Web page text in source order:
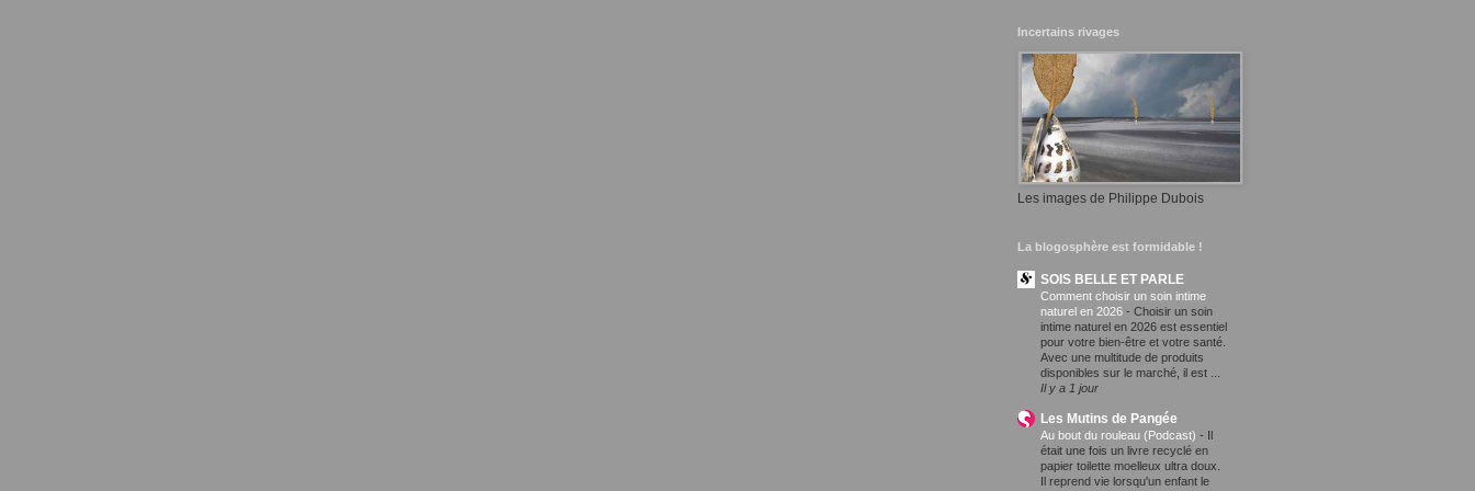
Incertains rivages
Les images de Philippe Dubois
La blogosphère est formidable !
SOIS BELLE ET PARLE
Comment choisir un soin intime
naturel en 2026 - Choisir un soin
intime naturel en 2026 est essentiel
pour votre bien-être et votre santé.
Avec une multitude de produits
disponibles sur le marché, il est ...
Il y a 1 jour
Les Mutins de Pangée
Au bout du rouleau (Podcast) - Il
était une fois un livre recyclé en
papier toilette moelleux ultra doux.
Il reprend vie lorsqu'un enfant le